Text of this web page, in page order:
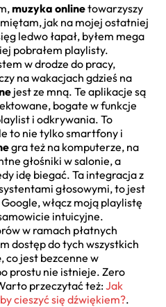
muzyka onlinetowarzyszy
jak na mojej ostatniej
ledwo łapał, byłem mega
pobrałem playlisty.
w drodze do pracy,
na wakacjach gdzieś na
jest ze mną. Te aplikacje są
bogate w funkcje
i odkrywania. To
to nie tylko smartfony i
gra też na komputerze, na
głośniki w salonie, a
idę biegać. Ta integracja z
głosowymi, to jest
włącz moją playlistę
intuicyjne.
w ramach płatnych
dostęp do tych wszystkich
, co jest bezcenne w
prostu nie istnieje. Zero
przeczytać też:Jak
cieszyć się dźwiękiem?.